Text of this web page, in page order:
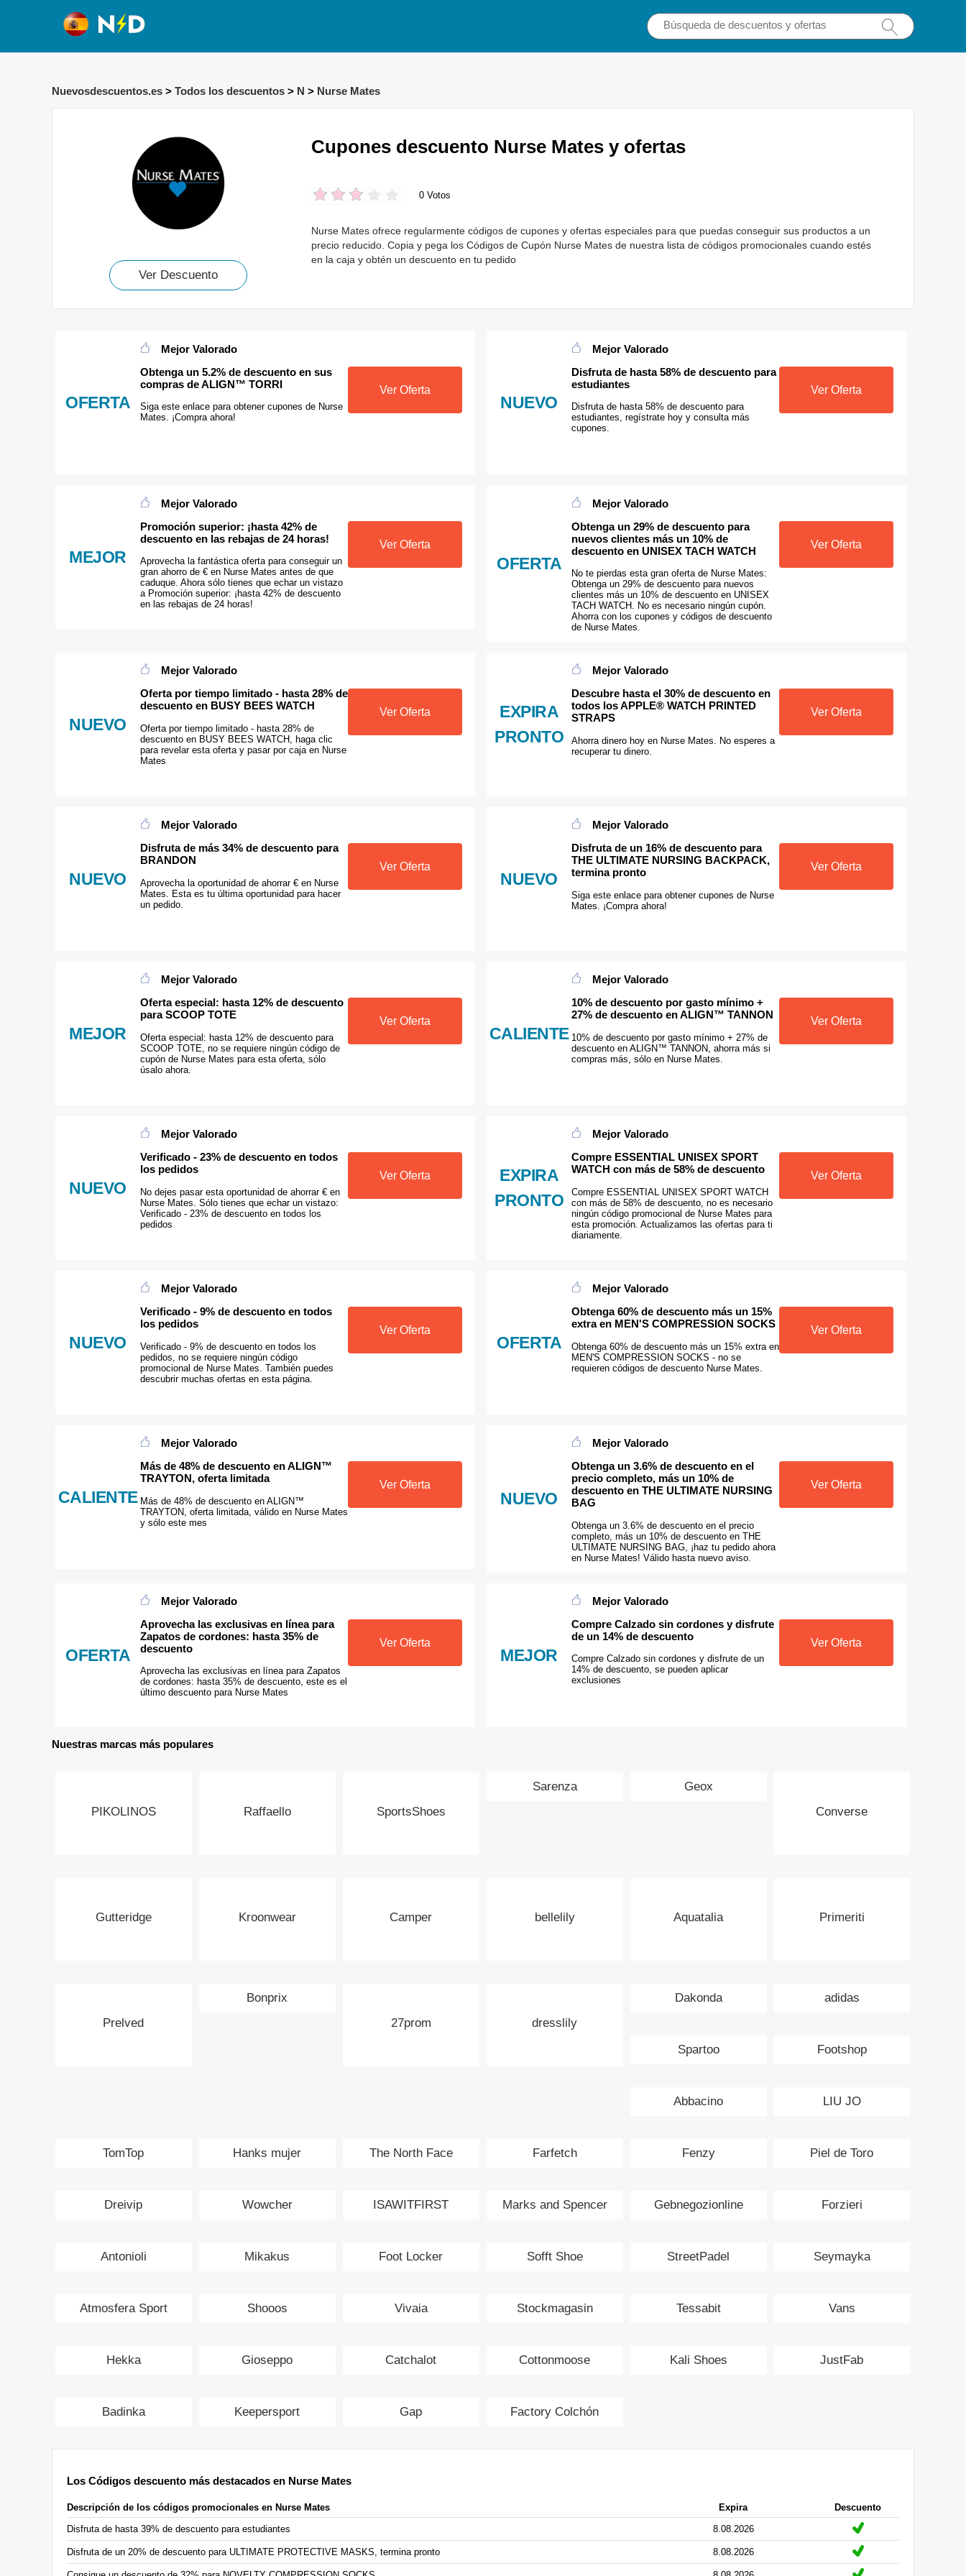
Nuevosdescuentos.es > Todos los descuentos > N > Nurse Mates
Ver Descuento
Cupones descuento Nurse Mates y ofertas
0 Votos
Nurse Mates ofrece regularmente códigos de cupones y ofertas especiales para que puedas conseguir sus productos a un
precio reducido. Copia y pega los Códigos de Cupón Nurse Mates de nuestra lista de códigos promocionales cuando estés
en la caja y obtén un descuento en tu pedido
OFERTA
Mejor Valorado
Obtenga un 5.2% de descuento en sus
compras de ALIGN™ TORRI
Siga este enlace para obtener cupones de Nurse
Mates. ¡Compra ahora!
Ver Oferta
NUEVO
Mejor Valorado
Disfruta de hasta 58% de descuento para
estudiantes
Disfruta de hasta 58% de descuento para
estudiantes, regístrate hoy y consulta más
cupones.
Ver Oferta
MEJOR
Mejor Valorado
Promoción superior: ¡hasta 42% de
descuento en las rebajas de 24 horas!
Aprovecha la fantástica oferta para conseguir un
gran ahorro de € en Nurse Mates antes de que
caduque. Ahora sólo tienes que echar un vistazo
a Promoción superior: ¡hasta 42% de descuento
en las rebajas de 24 horas!
Ver Oferta
OFERTA
Mejor Valorado
Obtenga un 29% de descuento para
nuevos clientes más un 10% de
descuento en UNISEX TACH WATCH
No te pierdas esta gran oferta de Nurse Mates:
Obtenga un 29% de descuento para nuevos
clientes más un 10% de descuento en UNISEX
TACH WATCH. No es necesario ningún cupón.
Ahorra con los cupones y códigos de descuento
de Nurse Mates.
Ver Oferta
NUEVO
Mejor Valorado
Oferta por tiempo limitado - hasta 28% de
descuento en BUSY BEES WATCH
Oferta por tiempo limitado - hasta 28% de
descuento en BUSY BEES WATCH, haga clic
para revelar esta oferta y pasar por caja en Nurse
Mates
Ver Oferta
EXPIRA
PRONTO
Mejor Valorado
Descubre hasta el 30% de descuento en
todos los APPLE® WATCH PRINTED
STRAPS
Ahorra dinero hoy en Nurse Mates. No esperes a
recuperar tu dinero.
Ver Oferta
NUEVO
Mejor Valorado
Disfruta de más 34% de descuento para
BRANDON
Aprovecha la oportunidad de ahorrar € en Nurse
Mates. Esta es tu última oportunidad para hacer
un pedido.
Ver Oferta
NUEVO
Mejor Valorado
Disfruta de un 16% de descuento para
THE ULTIMATE NURSING BACKPACK,
termina pronto
Siga este enlace para obtener cupones de Nurse
Mates. ¡Compra ahora!
Ver Oferta
MEJOR
Mejor Valorado
Oferta especial: hasta 12% de descuento
para SCOOP TOTE
Oferta especial: hasta 12% de descuento para
SCOOP TOTE, no se requiere ningún código de
cupón de Nurse Mates para esta oferta, sólo
úsalo ahora.
Ver Oferta
CALIENTE
Mejor Valorado
10% de descuento por gasto mínimo +
27% de descuento en ALIGN™ TANNON
10% de descuento por gasto mínimo + 27% de
descuento en ALIGN™ TANNON, ahorra más si
compras más, sólo en Nurse Mates.
Ver Oferta
NUEVO
Mejor Valorado
Verificado - 23% de descuento en todos
los pedidos
No dejes pasar esta oportunidad de ahorrar € en
Nurse Mates. Sólo tienes que echar un vistazo:
Verificado - 23% de descuento en todos los
pedidos
Ver Oferta
EXPIRA
PRONTO
Mejor Valorado
Compre ESSENTIAL UNISEX SPORT
WATCH con más de 58% de descuento
Compre ESSENTIAL UNISEX SPORT WATCH
con más de 58% de descuento, no es necesario
ningún código promocional de Nurse Mates para
esta promoción. Actualizamos las ofertas para ti
diariamente.
Ver Oferta
NUEVO
Mejor Valorado
Verificado - 9% de descuento en todos
los pedidos
Verificado - 9% de descuento en todos los
pedidos, no se requiere ningún código
promocional de Nurse Mates. También puedes
descubrir muchas ofertas en esta página.
Ver Oferta
OFERTA
Mejor Valorado
Obtenga 60% de descuento más un 15%
extra en MEN'S COMPRESSION SOCKS
Obtenga 60% de descuento más un 15% extra en
MEN'S COMPRESSION SOCKS - no se
requieren códigos de descuento Nurse Mates.
Ver Oferta
CALIENTE
Mejor Valorado
Más de 48% de descuento en ALIGN™
TRAYTON, oferta limitada
Más de 48% de descuento en ALIGN™
TRAYTON, oferta limitada, válido en Nurse Mates
y sólo este mes
Ver Oferta
NUEVO
Mejor Valorado
Obtenga un 3.6% de descuento en el
precio completo, más un 10% de
descuento en THE ULTIMATE NURSING
BAG
Obtenga un 3.6% de descuento en el precio
completo, más un 10% de descuento en THE
ULTIMATE NURSING BAG, ¡haz tu pedido ahora
en Nurse Mates! Válido hasta nuevo aviso.
Ver Oferta
OFERTA
Mejor Valorado
Aprovecha las exclusivas en línea para
Zapatos de cordones: hasta 35% de
descuento
Aprovecha las exclusivas en línea para Zapatos
de cordones: hasta 35% de descuento, este es el
último descuento para Nurse Mates
Ver Oferta
MEJOR
Mejor Valorado
Compre Calzado sin cordones y disfrute
de un 14% de descuento
Compre Calzado sin cordones y disfrute de un
14% de descuento, se pueden aplicar
exclusiones
Ver Oferta
Nuestras marcas más populares
PIKOLINOS Raffaello SportsShoes
Sarenza
Geox
Converse
Gutteridge Kroonwear Camper bellelily Aquatalia Primeriti
Prelved
Bonprix
27prom
dresslily
Dakonda adidas
Spartoo Footshop
Abbacino LIU JO
TomTop Hanks mujer The North Face Farfetch Fenzy Piel de Toro
Dreivip Wowcher ISAWITFIRST Marks and Spencer Gebnegozionline Forzieri
Antonioli Mikakus Foot Locker Sofft Shoe StreetPadel Seymayka
Atmosfera Sport Shooos Vivaia Stockmagasin Tessabit Vans
Hekka Gioseppo Catchalot Cottonmoose Kali Shoes JustFab
Badinka Keepersport Gap Factory Colchón
Los Códigos descuento más destacados en Nurse Mates
Descripción de los códigos promocionales en Nurse Mates Expira
Descuento
Disfruta de hasta 39% de descuento para estudiantes
8.08.2026
Disfruta de un 20% de descuento para ULTIMATE PROTECTIVE MASKS, termina pronto 8.08.2026